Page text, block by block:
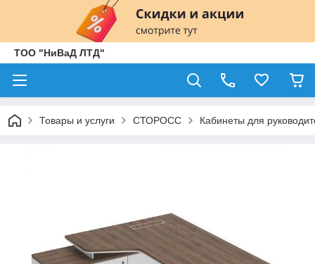
ТОО "НиВаД ЛТД"
Товары и услуги СТОРОСС Кабинеты для